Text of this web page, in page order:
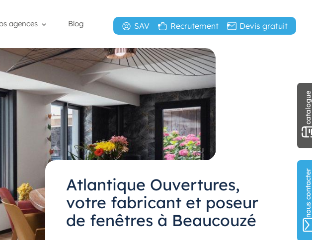
agences Blog SAV Recrutement Devis gratuit
Atlantique Ouvertures,
votre fabricant et poseur
de fenêtres à Beaucouzé
nous